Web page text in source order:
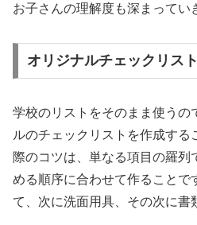
お子さんの理解度も深まってい
オリジナルチェックリス
学校のリストをそのまま使うの
ルのチェックリストを作成す
際のコツは、単なる項目の羅列
める順序に合わせて作ることで
て、次に洗面用具、その次に書